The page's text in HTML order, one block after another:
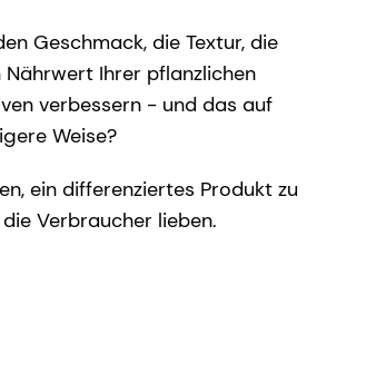
Geschmack, die Textur, die
Nährwert Ihrer pflanzlichen
verbessern - und das auf
Weise?
ein differenziertes Produkt zu
Verbraucher lieben.